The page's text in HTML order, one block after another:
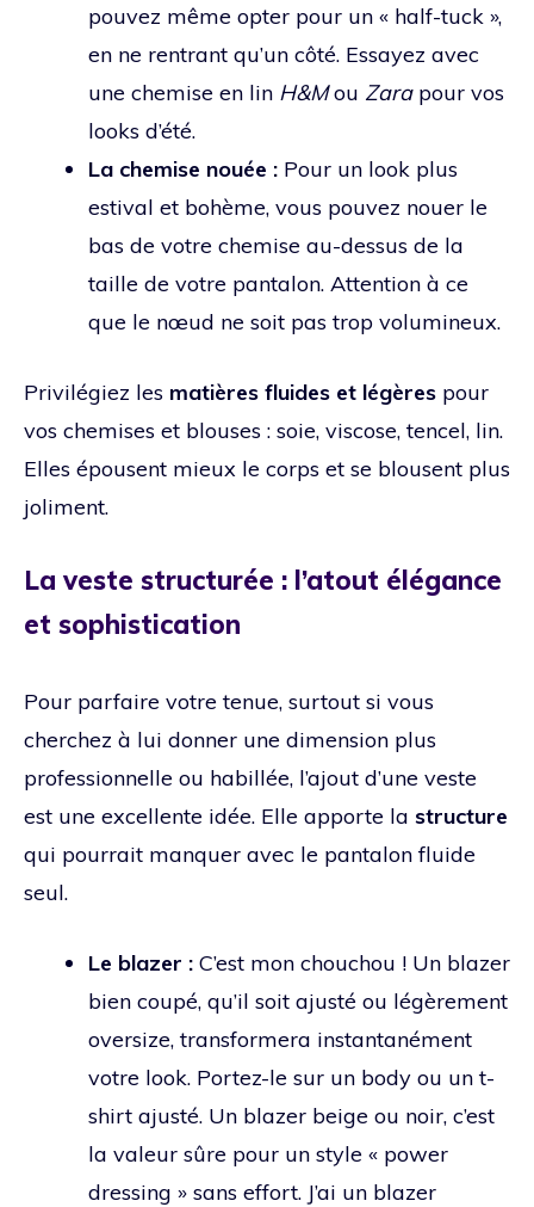
pouvez même opter pour un « half-tuck »,
en ne rentrant qu’un côté. Essayez avec
une chemise en lin H&Mou Zarapour vos
looks d’été.
La chemise nouée : Pour un look plus
estival et bohème, vous pouvez nouer le
bas de votre chemise au-dessus de la
taille de votre pantalon. Attention à ce
que le nœud ne soit pas trop volumineux.
Privilégiez les matières fluides et légères pour
vos chemises et blouses : soie, viscose, tencel, lin.
Elles épousent mieux le corps et se blousent plus
joliment.
La veste structurée : l’atout élégance
et sophistication
Pour parfaire votre tenue, surtout si vous
cherchez à lui donner une dimension plus
professionnelle ou habillée, l’ajout d’une veste
est une excellente idée. Elle apporte la structure
qui pourrait manquer avec le pantalon fluide
seul.
Le blazer : C’est mon chouchou ! Un blazer
bien coupé, qu’il soit ajusté ou légèrement
oversize, transformera instantanément
votre look. Portez-le sur un body ou un t-
shirt ajusté. Un blazer beige ou noir, c’est
la valeur sûre pour un style « power
dressing » sans effort. J’ai un blazer